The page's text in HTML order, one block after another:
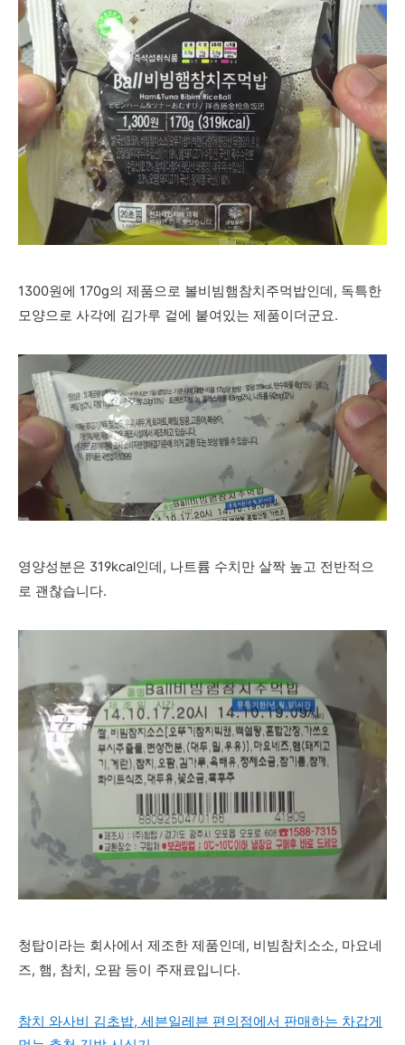
1300원에 170g의 제품으로 볼비빔햄참치주먹밥인데, 독특한
모양으로 사각에 김가루 겉에 붙여있는 제품이더군요.
영양성분은 319kcal인데, 나트륨 수치만 살짝 높고 전반적으
로 괜찮습니다.
청탑이라는 회사에서 제조한 제품인데, 비빔참치소소, 마요네
즈, 햄, 참치, 오팜 등이 주재료입니다.
참치 와사비 김초밥, 세븐일레븐 편의점에서 판매하는 차갑게